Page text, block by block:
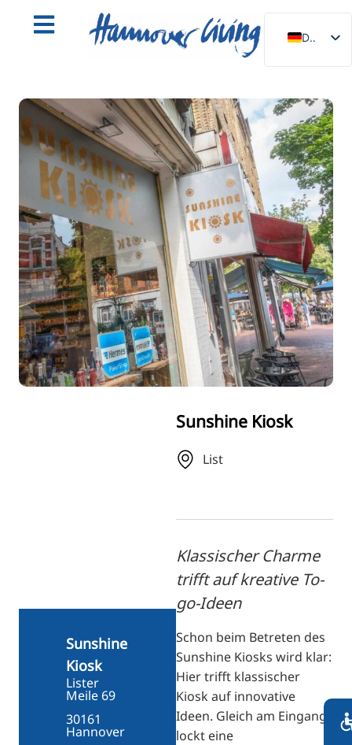
DE
EN
PL
ES
IT
DA
SV
FR
PT
TR
RU
FI
ZH
Sunshine Kiosk
List
Klassischer Charme
trifft auf kreative To-
go-Ideen
Schon beim Betreten des
Sunshine Kiosks wird klar:
Hier trifft klassischer
Kiosk auf innovative
Ideen. Gleich am Eingang
lockt eine
Sunshine
Kiosk
Lister
Meile 69
30161
Hannover